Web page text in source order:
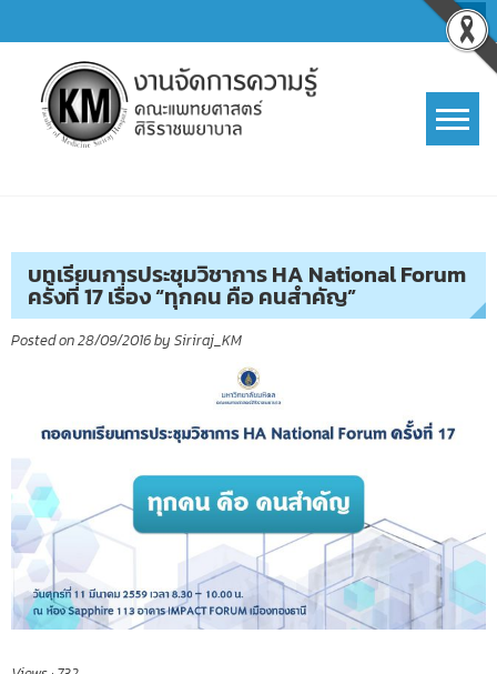
to
content
บทเรียนการประชุมวิชาการ HA National Forum
ครั้งที่ 17 เรื่อง “ทุกคน คือ คนสำคัญ”
Posted on28/09/2016by Siriraj_KM